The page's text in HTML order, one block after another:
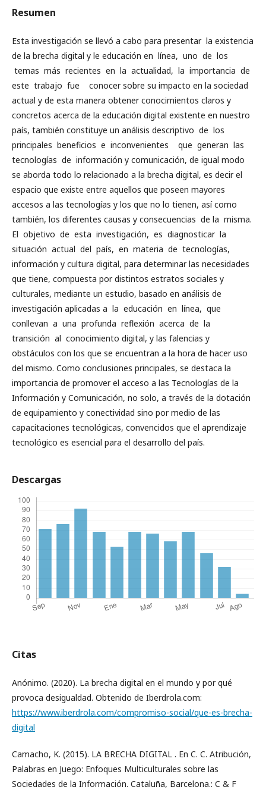
Resumen
Esta investigación se llevó a cabo para presentar la existencia
de la brecha digital y le educación en línea, uno de los
temas más recientes en la actualidad, la importancia de
este trabajo fue conocer sobre su impacto en la sociedad
actual y de esta manera obtener conocimientos claros y
concretos acerca de la educación digital existente en nuestro
país, también constituye un análisis descriptivo de los
principales beneficios e inconvenientes que generan las
tecnologías de información y comunicación, de igual modo
se aborda todo lo relacionado a la brecha digital, es decir el
espacio que existe entre aquellos que poseen mayores
accesos a las tecnologías y los que no lo tienen, así como
también, los diferentes causas y consecuencias de la misma.
El objetivo de esta investigación, es diagnosticar la
situación actual del país, en materia de tecnologías,
información y cultura digital, para determinar las necesidades
que tiene, compuesta por distintos estratos sociales y
culturales, mediante un estudio, basado en análisis de
investigación aplicadas a la educación en línea, que
conllevan a una profunda reflexión acerca de la
transición al conocimiento digital, y las falencias y
obstáculos con los que se encuentran a la hora de hacer uso
del mismo. Como conclusiones principales, se destaca la
importancia de promover el acceso a las Tecnologías de la
Información y Comunicación, no solo, a través de la dotación
de equipamiento y conectividad sino por medio de las
capacitaciones tecnológicas, convencidos que el aprendizaje
tecnológico es esencial para el desarrollo del país.
Descargas
Citas
Anónimo. (2020). La brecha digital en el mundo y por qué
provoca desigualdad. Obtenido de Iberdrola.com:
https://www.iberdrola.com/compromiso-social/que-es-brecha-
digital
Camacho, K. (2015). LA BRECHA DIGITAL . En C. C. Atribución,
Palabras en Juego: Enfoques Multiculturales sobre las
Sociedades de la Información. Cataluña, Barcelona.: C & F